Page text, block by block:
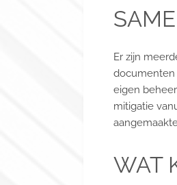
Er zijn
documenten
eigen
mitigatie
WAT